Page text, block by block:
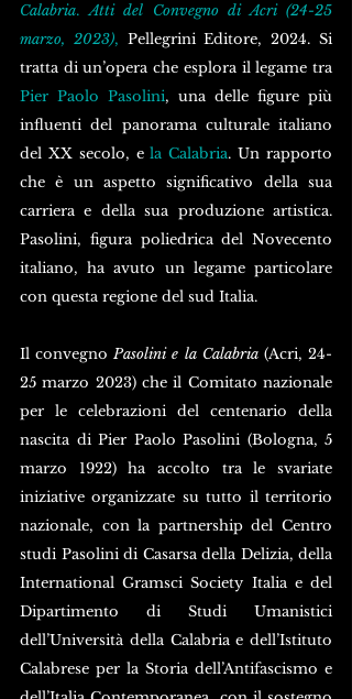
Calabria. Atti del Convegno di Acri (24-25
marzo, 2023), Pellegrini Editore, 2024. Si
Pier Paolo Pasolini, una delle figure più
influenti del panorama culturale italiano
del XX secolo, e la Calabria. Un rapporto
che è un aspetto significativo della sua
carriera e della sua produzione artistica.
Pasolini, figura poliedrica del Novecento
italiano, ha avuto un legame particolare
con questa regione del sud Italia.
Il convegno Pasolini e la Calabria (Acri, 24-
25 marzo 2023) che il Comitato nazionale
per le celebrazioni del centenario della
nascita di Pier Paolo Pasolini (Bologna, 5
marzo 1922) ha accolto tra le svariate
iniziative organizzate su tutto il territorio
nazionale, con la partnership del Centro
studi Pasolini di Casarsa della Delizia, della
International Gramsci Society Italia e del
Dipartimento di Studi Umanistici
dell’Università della Calabria e dell’Istituto
Calabrese per la Storia dell’Antifascismo e